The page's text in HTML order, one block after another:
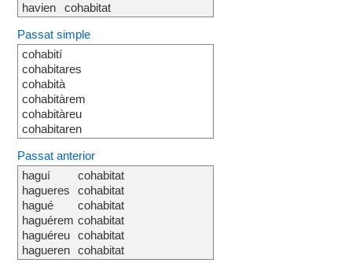
havien
cohabitat
Passat simple
cohabití
cohabitares
cohabità
cohabitàrem
cohabitàreu
cohabitaren
Passat anterior
haguí
hagueres
hagué
haguérem
haguéreu
hagueren
cohabitat
cohabitat
cohabitat
cohabitat
cohabitat
cohabitat